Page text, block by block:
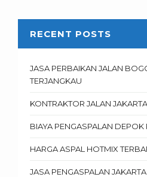
RECENT POSTS
JASA PERBAIKAN JALAN
TERJANGKAU
KONTRAKTOR JALAN
BIAYA PENGASPALAN DEPOK
HARGA ASPAL HOTMIX
JASA PENGASPALAN